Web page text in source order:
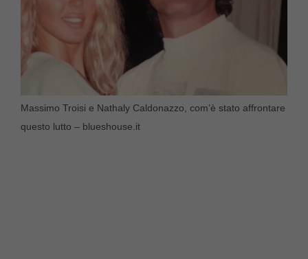
Massimo Troisi e Nathaly Caldonazzo, com’è stato affrontare
questo lutto – blueshouse.it